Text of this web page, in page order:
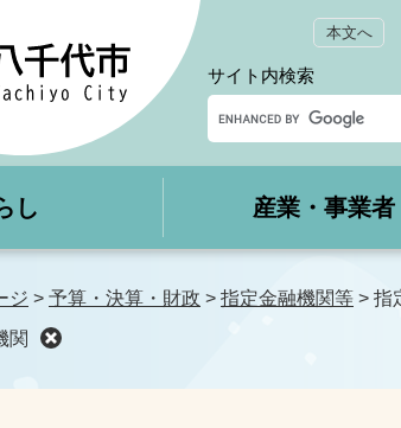
本文へ
サイト内検索
し 産業・事業者
ジ > 予算・決算・財政 > 指定金融機関等 > 指
関